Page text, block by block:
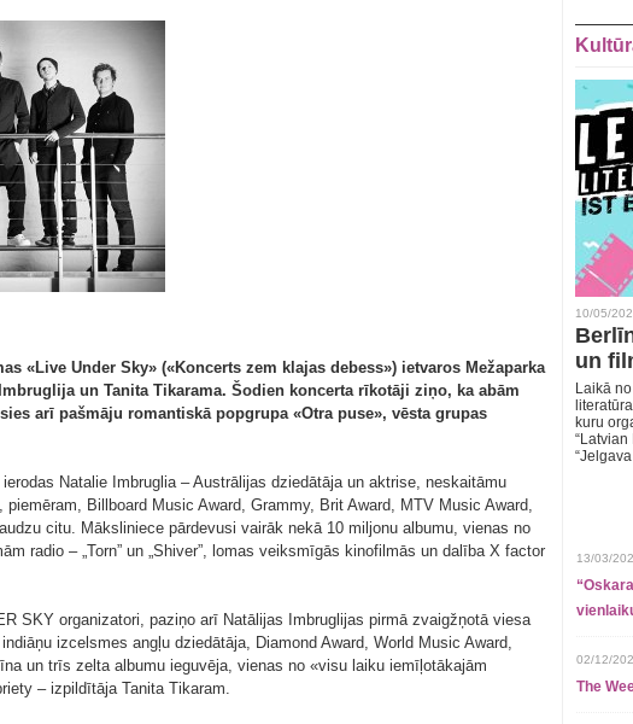
«Live Under Sky» («Koncerts zem klajas debess») ietvaros Mežaparka
un Tanita Tikarama. Šodien koncerta rīkotāji ziņo, ka abām
arī pašmāju romantiskā popgrupa «Otra puse», vēsta grupas
Natalie Imbruglia – Austrālijas dziedātāja un aktrise, neskaitāmu
piemēram, Billboard Music Award, Grammy, Brit Award, MTV Music Award,
citu. Māksliniece pārdevusi vairāk nekā 10 miljonu albumu, vienas no
radio – „Torn” un „Shiver”, lomas veiksmīgās kinofilmās un dalība X factor
SKY organizatori, paziņo arī Natālijas Imbruglijas pirmā zvaigžņotā viesa
izcelsmes angļu dziedātāja, Diamond Award, World Music Award,
un trīs zelta albumu ieguvēja, vienas no «visu laiku iemīļotākajām
– izpildītāja Tanita Tikaram.
10/05/
un
Laikā
kuru
“Latvian
13/03/
02/12/
The